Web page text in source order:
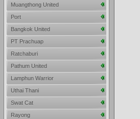
Muangthong United
Port
Bangkok United
PT Prachuap
Ratchaburi
Pathum United
Lamphun Warrior
Uthai Thani
Swat Cat
Rayong